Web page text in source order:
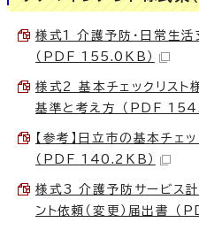
様式1 介護予防・日常生
（PDF 155.0KB）
様式2 基本チェックリスト
基準と考え方 （PDF
【参考】日立市の基本チェ
（PDF 140.2KB）
様式3 介護予防サービス計
ント依頼（変更）届出書